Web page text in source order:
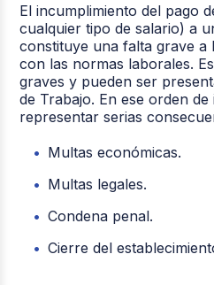
El incumplimiento del pago
cualquier tipo de salario) a
constituye una falta grave a
con las normas laborales.
graves y pueden ser
de Trabajo. En ese orden de
representar serias
Multas económicas.
Multas legales.
Condena penal.
Cierre del